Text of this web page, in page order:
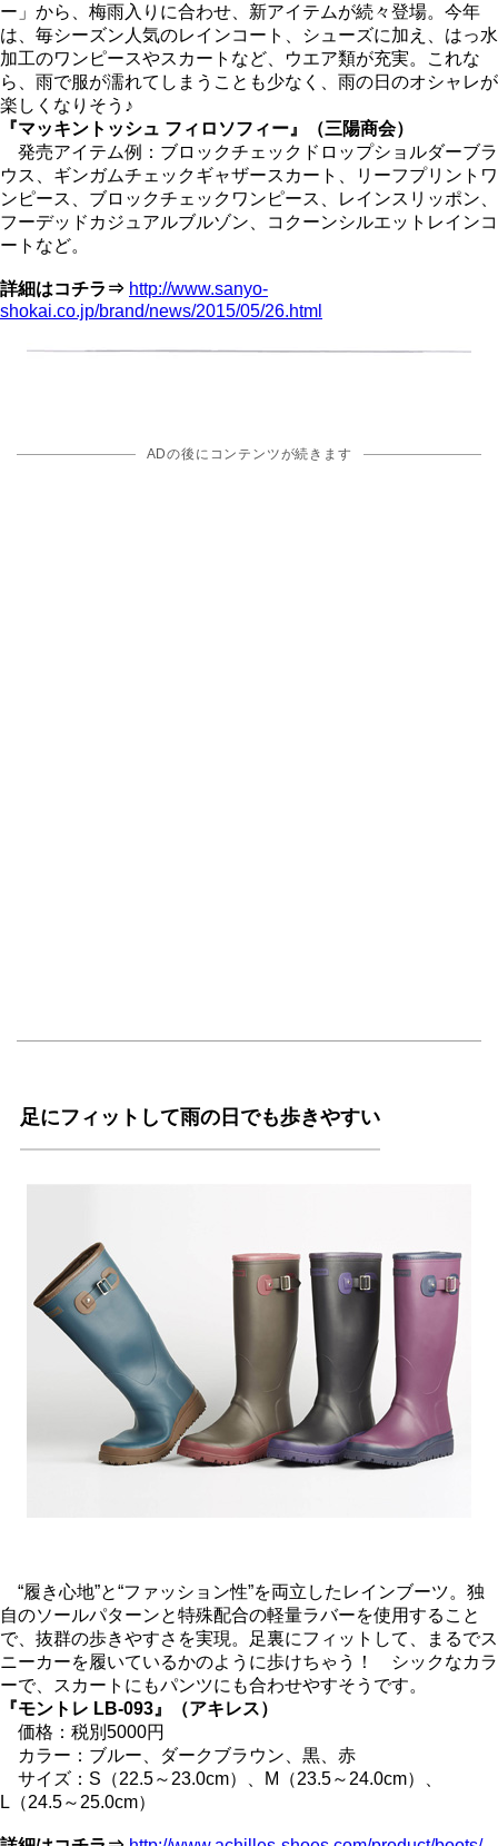
ー」から、梅雨入りに合わせ、新アイテムが続々登場。今年
は、毎シーズン人気のレインコート、シューズに加え、はっ水
加工のワンピースやスカートなど、ウエア類が充実。これな
ら、雨で服が濡れてしまうことも少なく、雨の日のオシャレが
楽しくなりそう♪
『マッキントッシュ フィロソフィー』（三陽商会）
発売アイテム例：ブロックチェックドロップショルダーブラ
ウス、ギンガムチェックギャザースカート、リーフプリントワ
ンピース、ブロックチェックワンピース、レインスリッポン、
フーデッドカジュアルブルゾン、コクーンシルエットレインコ
ートなど。
詳細はコチラ⇒ http://www.sanyo-
shokai.co.jp/brand/news/2015/05/26.html
ADの後にコンテンツが続きます
足にフィットして雨の日でも歩きやすい
“履き心地”と“ファッション性”を両立したレインブーツ。独
自のソールパターンと特殊配合の軽量ラバーを使用すること
で、抜群の歩きやすさを実現。足裏にフィットして、まるでス
ニーカーを履いているかのように歩けちゃう！ シックなカラ
ーで、スカートにもパンツにも合わせやすそうです。
『モントレ LB-093』（アキレス）
価格：税別5000円
カラー：ブルー、ダークブラウン、黒、赤
サイズ：S（22.5～23.0cm）、M（23.5～24.0cm）、
L（24.5～25.0cm）